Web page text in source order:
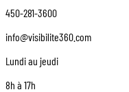
450-281-3600
info@visibilite360.com
Lundi au jeudi
8h à 17h